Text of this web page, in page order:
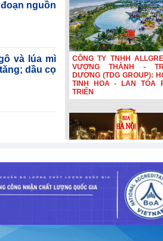
nguồn
và lúa mì
dầu cọ
CÔNG TY TNHH
VƯỢNG THÀNH -
DƯƠNG (TDG GROUP):
TINH HOA - LAN TỎA
TRIỂN
năm Bia Hà Nội đổi nhận
tiếp nối hành trình lịch sử
132 năm